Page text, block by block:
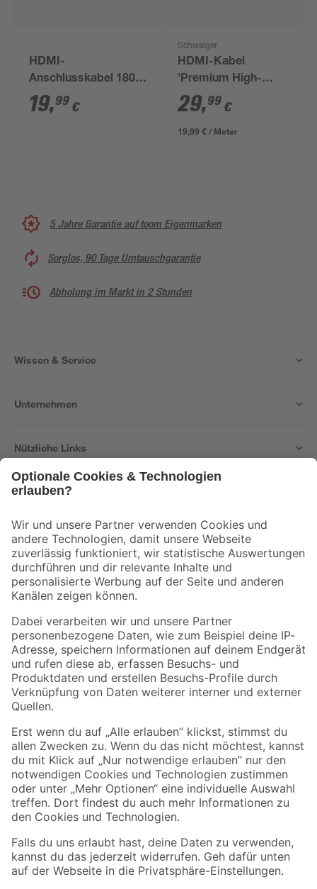
HDMI-
Anschlusskabel 180°-
Schwenkstecker
19,99 €
Schwaiger
HDMI-Kabel
'Premium High-
Speed' mit Ethernet
1,5 m
29,99 €
19,99 € / Meter
5 Jahre Garantie auf toom Eigenmarken
Sorglos, 90 Tage Umtauschgarantie
Abholung im Markt in 2 Stunden
Wissen & Service
Unternehmen
Nützliche Links
Der toom Newsletter: Keine Angebote und Aktionen mehr verpassen!
Zur Newsletter Anmeldung
Folge uns
Zahlungsarten Versandarten
Sicher einkaufen
Jetzt die toom-App herunterladen
Alle Preisangaben in EUR inkl. gesetzl. MwSt.. Die dargestellten Angebote sind unter
Umständen nicht in allen Märkten verfügbar. Die angegebenen Verfügbarkeiten beziehen